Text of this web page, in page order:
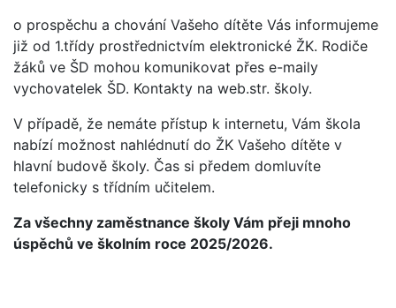
o prospěchu a chování Vašeho dítěte Vás informujeme
již od 1.třídy prostřednictvím elektronické ŽK. Rodiče
žáků ve ŠD mohou komunikovat přes e-maily
vychovatelek ŠD. Kontakty na web.str. školy.
V případě, že nemáte přístup k internetu, Vám škola
nabízí možnost nahlédnutí do ŽK Vašeho dítěte v
hlavní budově školy. Čas si předem domluvíte
telefonicky s třídním učitelem.
Za všechny zaměstnance školy Vám přeji mnoho
úspěchů ve školním roce 2025/2026.